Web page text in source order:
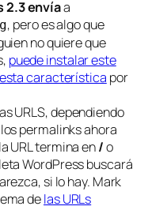
2.3 envíaa
, pero es algo que
no quiere que
puede instalar este
característica por
URLS, dependiendo
permalinks ahora
URL termina en/o
WordPress buscará
si lo hay. Mark
delas URLs